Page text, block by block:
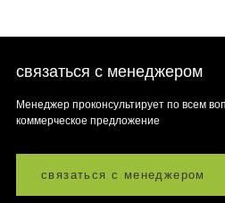
связаться с менеджером
Менеджер проконсультирует по всем
коммерческое предложение
связаться с менеджером